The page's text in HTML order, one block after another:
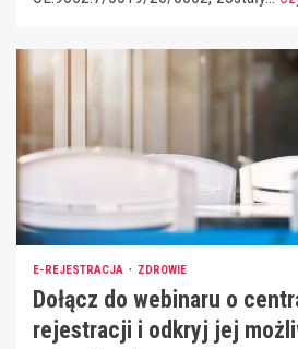
E-REJESTRACJA ZDROWIE
Dołącz do webinaru o
rejestracji i odkryj jej